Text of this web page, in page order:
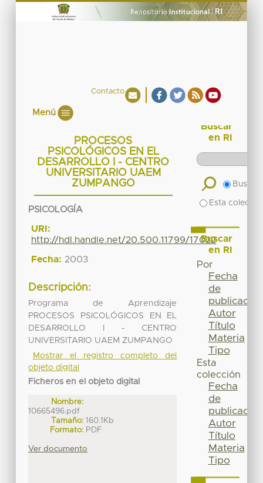
Contacto
Menú
PROCESOS
PSICOLÓGICOS EN EL
DESARROLLO I - CENTRO
UNIVERSITARIO UAEM
ZUMPANGO
PSICOLOGÍA
URI:
http://hdl.handle.net/20.500.11799/17022
Fecha: 2003
Descripción:
Programa de Aprendizaje
PROCESOS PSICOLÓGICOS EN EL
DESARROLLO I - CENTRO
UNIVERSITARIO UAEM ZUMPANGO
Mostrar el registro completo del
objeto digital
Ficheros en el objeto digital
Nombre:
10665496.pdf
Tamaño: 160.1Kb
Formato: PDF
Ver documento
Buscar
en RI
Buscar
Esta
Buscar
en RI
Por
Fecha
de
publicación
Autor
Título
Materia
Tipo
Esta
colección
Fecha
de
publicación
Autor
Título
Materia
Tipo